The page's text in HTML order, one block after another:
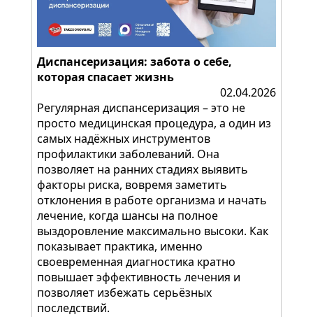
Диспансеризация: забота о себе,
которая спасает жизнь
02.04.2026
Регулярная диспансеризация – это не
просто медицинская процедура, а один из
самых надёжных инструментов
профилактики заболеваний. Она
позволяет на ранних стадиях выявить
факторы риска, вовремя заметить
отклонения в работе организма и начать
лечение, когда шансы на полное
выздоровление максимально высоки. Как
показывает практика, именно
своевременная диагностика кратно
повышает эффективность лечения и
позволяет избежать серьёзных
последствий.